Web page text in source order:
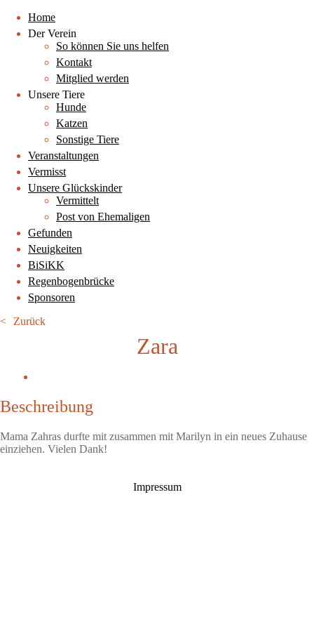
Home
Der Verein
So können Sie uns helfen
Kontakt
Mitglied werden
Unsere Tiere
Hunde
Katzen
Sonstige Tiere
Veranstaltungen
Vermisst
Unsere Glückskinder
Vermittelt
Post von Ehemaligen
Gefunden
Neuigkeiten
BiSiKK
Regenbogenbrücke
Sponsoren
Zurück
Zara
Beschreibung
Mama Zahras durfte mit zusammen mit Marilyn in ein neues Zuhause
einziehen. Vielen Dank!
Impressum